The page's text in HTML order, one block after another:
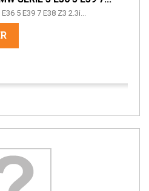
5 E39 7 E38 Z3 2.3i...